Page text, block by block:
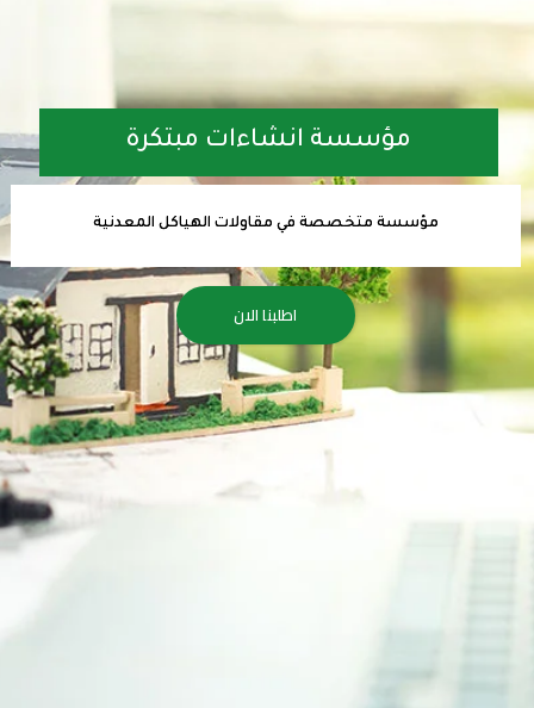
مؤسسة انشاءات مبتكرة
مؤسسة متخصصة في مقاولات الهياكل المعدنية
اطلبنا الان